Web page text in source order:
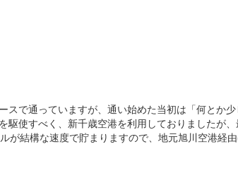
スで通っていますが、通い始めた当初は「何とか少
駆使すべく、新千歳空港を利用しておりましたが、
が結構な速度で貯まりますので、地元旭川空港経由